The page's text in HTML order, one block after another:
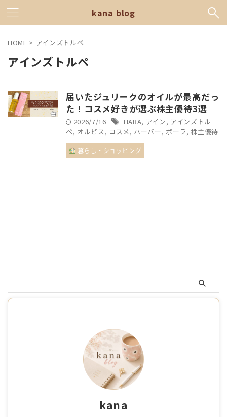
kana blog
HOME > アインズトルペ
アインズトルペ
届いたジュリークのオイルが最高だっ
た！コスメ好きが選ぶ株主優待3選
2026/7/16 HABA, アイン, アインズトル
ペ, オルビス, コスメ , ハーバー, ポーラ, 株主優待
暮らし・ショッピング
kana